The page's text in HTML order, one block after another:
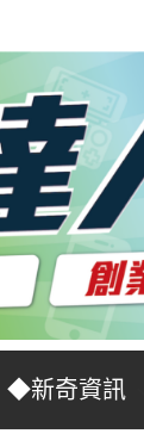
◆新奇資訊